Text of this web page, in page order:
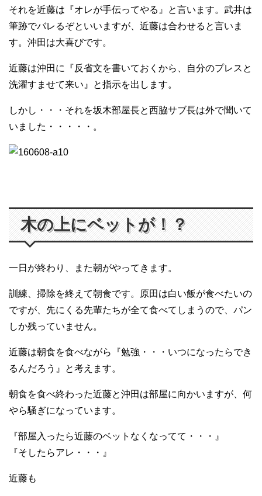
それを近藤は『オレが手伝ってやる』と言います。武井は
筆跡でバレるぞといいますが、近藤は合わせると言いま
す。沖田は大喜びです。
近藤は沖田に『反省文を書いておくから、自分のプレスと
洗濯すませて来い』と指示を出します。
しかし・・・それを坂木部屋長と西脇サブ長は外で聞いて
いました・・・・・。
木の上にベットが！？
一日が終わり、また朝がやってきます。
訓練、掃除を終えて朝食です。原田は白い飯が食べたいの
ですが、先にくる先輩たちが全て食べてしまうので、パン
しか残っていません。
近藤は朝食を食べながら『勉強・・・いつになったらでき
るんだろう』と考えます。
朝食を食べ終わった近藤と沖田は部屋に向かいますが、何
やら騒ぎになっています。
『部屋入ったら近藤のベットなくなってて・・・』
『そしたらアレ・・・』
近藤も